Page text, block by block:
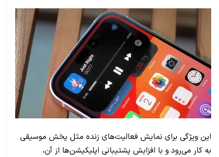
این ویژگی برای نمایش فعالیت‌های زنده مثل پخش موسیقی
به کار می‌رود و با افزایش پشتیبانی اپلیکیشن‌ها از آن،